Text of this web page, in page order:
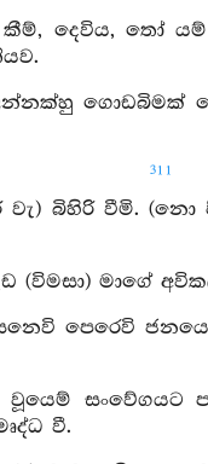
කීම්, දෙවිය, තෝ
ගොඩබිමක්
311
වැ) බිහිරි වීමි.
(විමසා) මාගේ
පෙරෙවි
වූයෙම්
වී.